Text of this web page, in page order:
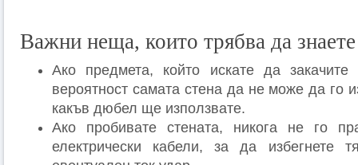
Важни неща, които трябва да знаете
Ако предмета, който искате да
вероятност самата стена да не може да го
какъв дюбел ще използвате.
Ако пробивате стената, никога не го
електрически кабели, за да избегнете